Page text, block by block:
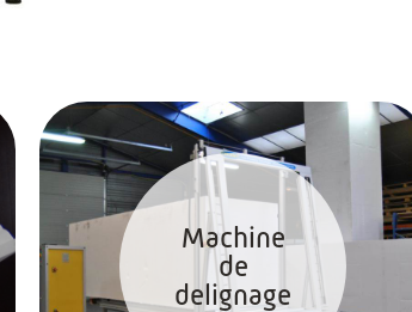
Machine
de
delignage